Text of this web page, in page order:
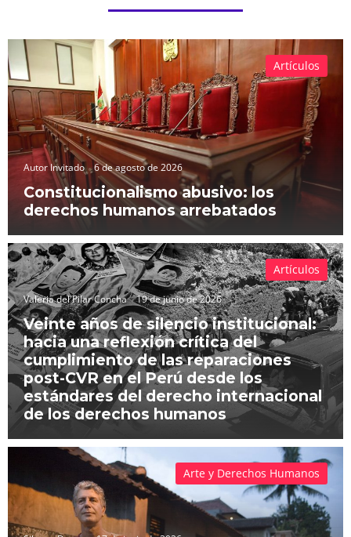
Autor Invitado 6 de agosto de 2026
Constitucionalismo abusivo: los
derechos humanos arrebatados
Artículos
Valeria del Pilar Concha 19 de junio de 2026
Veinte años de silencio institucional:
hacia una reflexión crítica del
cumplimiento de las reparaciones
post-CVR en el Perú desde los
estándares del derecho internacional
de los derechos humanos
Artículos
Arte y Derechos Humanos